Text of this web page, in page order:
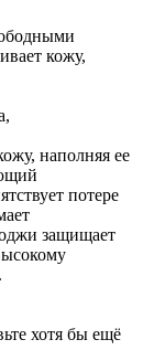
кожу,
наполняя ее
потере
защищает
хотя бы ещё